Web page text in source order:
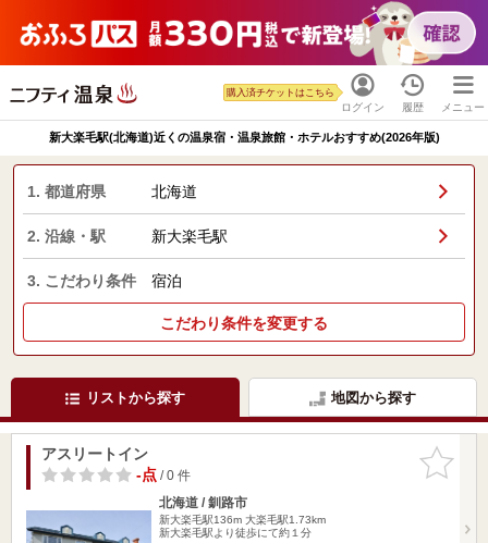
ログイン
購入済チケットはこちら
履歴 メニュー
新大楽毛駅(北海道)近くの温泉宿・温泉旅館・ホテルおすすめ(2026年版)
1. 都道府県 北海道
2. 沿線・駅 新大楽毛駅
3. こだわり条件 宿泊
こだわり条件を変更する
リストから探す 地図から探す
お気に入
りに追加
アスリートイン
-点/ 0 件
北海道 / 釧路市
新大楽毛駅136m 大楽毛駅1.73km
新大楽毛駅より徒歩にて約１分